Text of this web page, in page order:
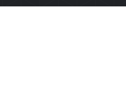
Praça Tuiti, 167